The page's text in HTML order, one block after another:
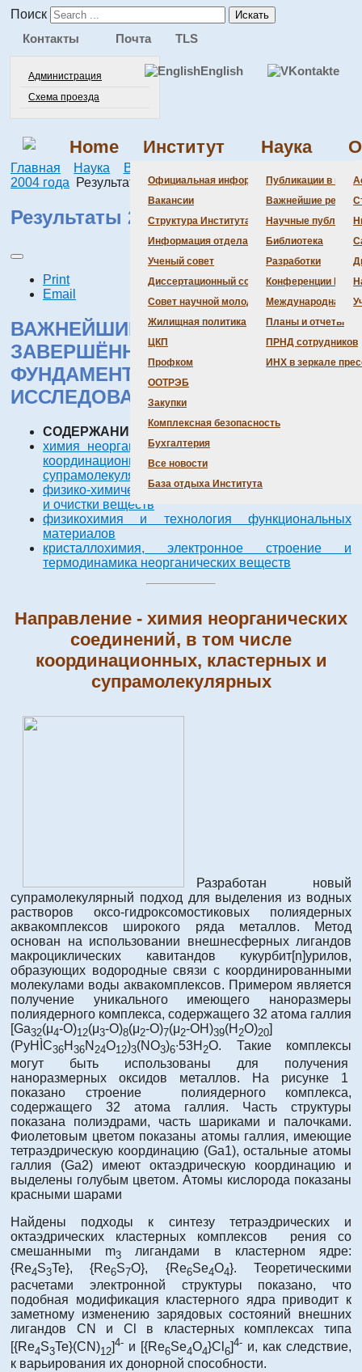
Поиск Искать
Контакты
Администрация
Схема проезда
Почта TLS
English
Home Институт
Официальная информация
Вакансии
Структура Института
Информация отдела кадров
Ученый совет
Диссертационный совет
Совет научной молодежи
Жилищная политика
ЦКП
Профком
ООТРЭБ
Закупки
Комплексная безопасность
Бухгалтерия
Все новости
База отдыха Института
Наука
Публикации в
Важнейшие
Научные
Библиотека
Разработки
Конференции
Международная
Планы и отчеты
ПРНД сотрудников
ИНХ в зеркале
Главная Наука Важнейшие результаты
2004 года
Результаты 2004 года
Результаты 2004 года
Print
Email
ВАЖНЕЙШИЕ РЕЗУЛЬТАТЫ
ЗАВЕРШЁННЫХ
ФУНДАМЕНТАЛЬНЫХ
ИССЛЕДОВАНИЙ за 2004 г.
СОДЕРЖАНИЕ НАПРАВЛЕНИЙ:
химия неорганических соединений, в том числе
координационных, кластерных и
супрамолекулярных
физико-химические основы процессов разделения
и очистки веществ
физикохимия и технология функциональных
материалов
кристаллохимия, электронное строение и
термодинамика неорганических веществ
Направление - химия неорганических
соединений, в том числе
координационных, кластерных и
супрамолекулярных
Разработан новый
супрамолекулярный подход для выделения из водных
растворов оксо-гидроксомостиковых полиядерных
аквакомплексов широкого ряда металлов. Метод
основан на использовании внешнесферных лигандов
макроциклических кавитандов кукурбит[n]урилов,
образующих водородные связи с координированными
молекулами воды аквакомплексов. Примером является
получение уникального имеющего наноразмеры
полиядерного комплекса, содержащего 32 атома галлия
[Ga32(μ4-O)12(μ3-O)8(μ2-O)7(μ2-OH)39(H 2O)20]
(PyHÌC36H 36N 24O12)3(NO3)6∙53H 2O. Такие комплексы
могут быть использованы для получения
наноразмерных оксидов металлов. На рисунке 1
показано строение полиядерного комплекса,
содержащего 32 атома галлия. Часть структуры
показана полиэдрами, часть шариками и палочками.
Фиолетовым цветом показаны атомы галлия, имеющие
тетраэдрическую координацию (Ga1), остальные атомы
галлия (Ga2) имеют октаэдрическую координацию и
выделены голубым цветом. Атомы кислорода показаны
красными шарами
Найдены подходы к синтезу тетраэдрических и
октаэдрических кластерных комплексов рения со
смешанными m3 лигандами в кластерном ядре:
{Re4S3Te}, {Re6S7O}, {Re6Se4O4}. Теоретическими
расчетами электронной структуры показано, что
подобная модификация кластерного ядра приводит к
заметному изменению зарядовых состояний внешних
лигандов CN и Cl в кластерных комплексах типа
[{Re4S3Te}(CN)12]4- и [{Re6Se4O4}Cl 6]4- и, как следствие,
к варьирования их донорной способности.